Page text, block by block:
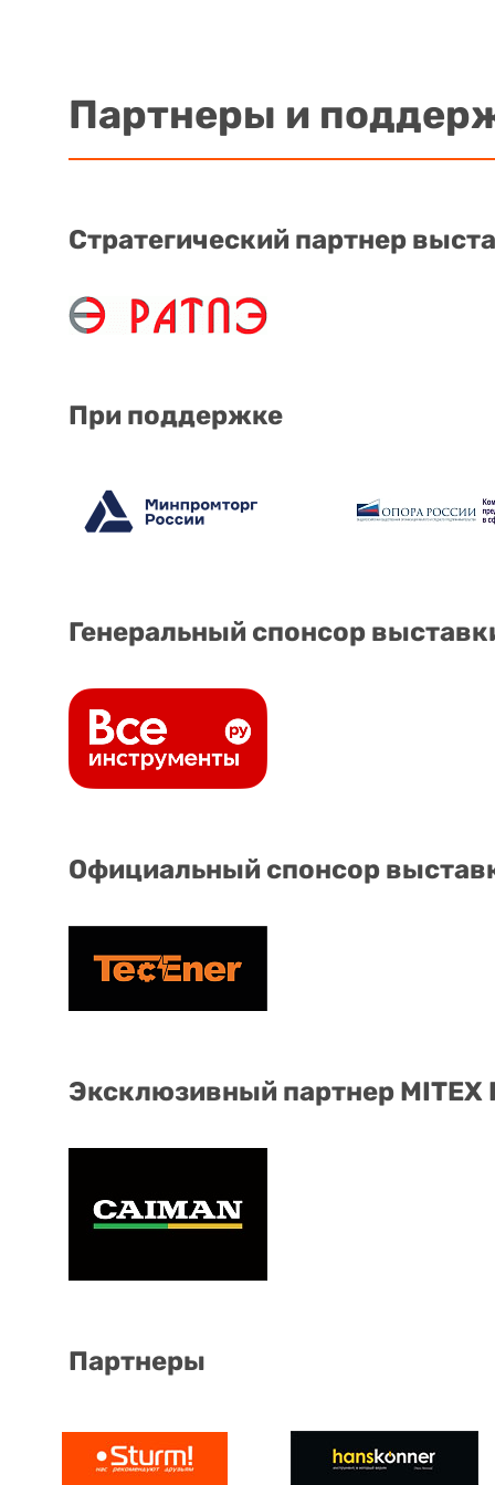
Партнеры и
Стратегический партнер
При поддержке
Генеральный спонсор
Официальный спонсор
Эксклюзивный партнер
Партнеры